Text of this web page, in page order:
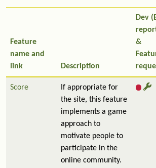
Feature
name and
link
Description
Dev
&
Score
If appropriate for
the site, this feature
implements a game
approach to
motivate people to
participate in the
online community.